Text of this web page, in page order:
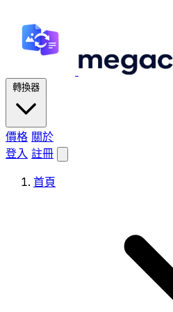
轉換器
價格 關於
登入 註冊
首頁